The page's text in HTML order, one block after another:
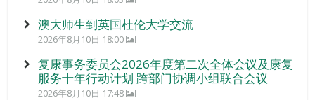
澳大师生到英国杜伦大学交流
2026年8月10日 18:00
复康事务委员会2026年度第二次全体会议及康复
服务十年行动计划 跨部门协调小组联合会议
2026年8月10日 17:48